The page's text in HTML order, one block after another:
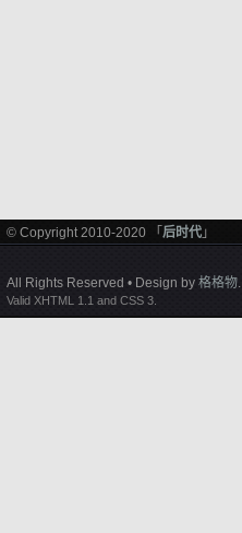
© Copyright 2010-2020 「 后时代 」
All Rights Reserved • Design by 格格物.
Valid XHTML 1.1 and CSS 3.